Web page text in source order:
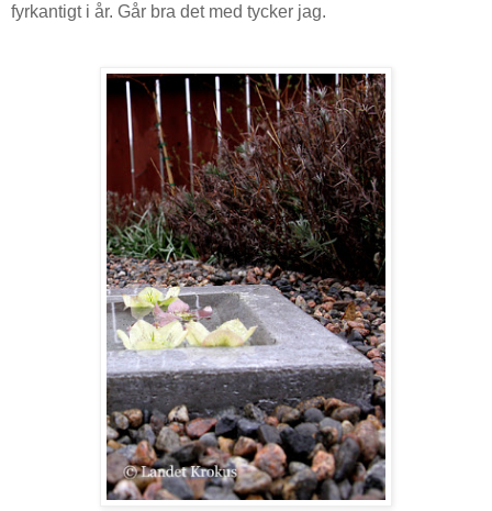
fyrkantigt i år. Går bra det med tycker jag.